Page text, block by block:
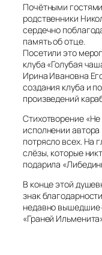
Почётными
родственники
сердечно
память об отце.
Посетили это
клуба «Голубая
Ирина Ивановна
создания клуба и
произведений
Стихотворение
исполнении
потрясло всех. На
слёзы, которые
подарила
В конце этой
знак
недавно вышедшие
«Граней